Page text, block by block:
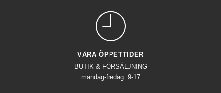
VÅRA ÖPPETTIDER
BUTIK & FÖRSÄLJNING
måndag-fredag: 9-17